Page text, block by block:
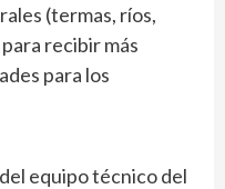
(termas, ríos,
recibir más
para los
equipo técnico del